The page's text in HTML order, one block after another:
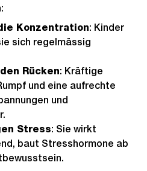
Konzentration: Kinder
sich regelmässig
Rücken: Kräftige
und eine aufrechte
und
Stress: Sie wirkt
baut Stresshormone ab